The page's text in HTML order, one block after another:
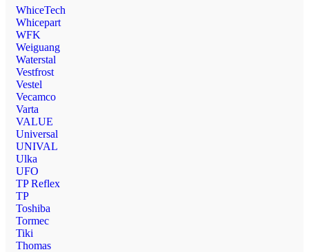
WhiceTech
Whicepart
WFK
Weiguang
Waterstal
Vestfrost
Vestel
Vecamco
Varta
VALUE
Universal
UNIVAL
Ulka
UFO
TP Reflex
TP
Toshiba
Tormec
Tiki
Thomas